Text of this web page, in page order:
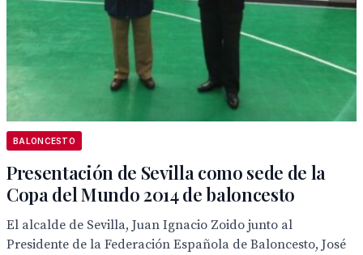
BALONCESTO
Presentación de Sevilla como sede de la
Copa del Mundo 2014 de baloncesto
El alcalde de Sevilla, Juan Ignacio Zoido junto al
Presidente de la Federación Española de Baloncesto, José